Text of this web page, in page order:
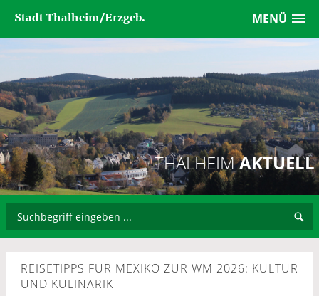
MENÜ
Stadt Thalheim/Erzgeb.
THALHEIMAKTUELL
REISETIPPS FÜR MEXIKO ZUR WM 2026: KULTUR
UND KULINARIK